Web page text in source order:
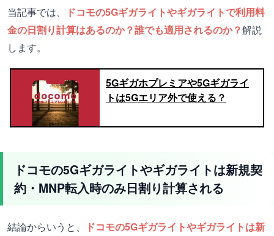
当記事では、
ドコモの5Gギガライトやギガライトで利用料
金の日割り計算はあるのか？誰でも適用されるのか？解説
します。
5Gギガホプレミアや5Gギガライ
トは5Gエリア外で使える？
ドコモの5Gギガライトやギガライトは新規契
約・MNP転入時のみ日割り計算される
結論からいうと、
ドコモの5Gギガライトやギガライトは新